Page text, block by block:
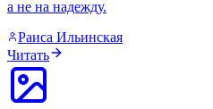
а не на надежду.
Раиса Ильинская
Читать